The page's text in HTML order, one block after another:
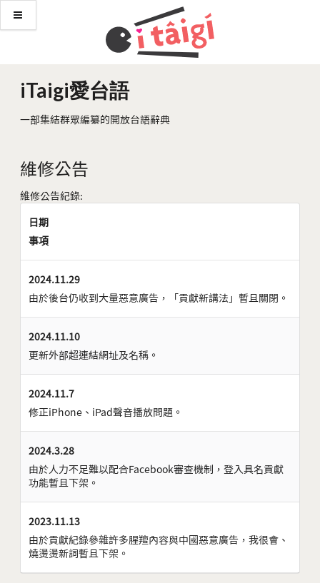
iTaigi愛台語
一部集結群眾編纂的開放台語辭典
維修公告
維修公告紀錄:
日期
事項
2024.11.29
由於後台仍收到大量惡意廣告，「貢獻新講法」暫且關閉。
2024.11.10
更新外部超連結網址及名稱。
2024.11.7
修正iPhone、iPad聲音播放問題。
2024.3.28
由於人力不足難以配合Facebook審查機制，登入具名貢獻
功能暫且下架。
2023.11.13
由於貢獻紀錄參雜許多腥羶內容與中國惡意廣告，我很會、
燒燙燙新詞暫且下架。